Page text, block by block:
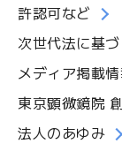
許認可など
次世代法に基
メディア掲載
東京顕微鏡院
法人のあゆみ